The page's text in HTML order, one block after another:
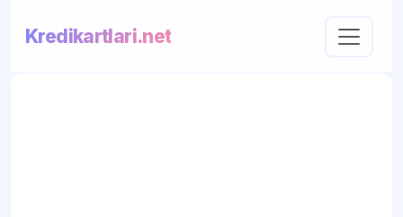
Kredikartlari.net